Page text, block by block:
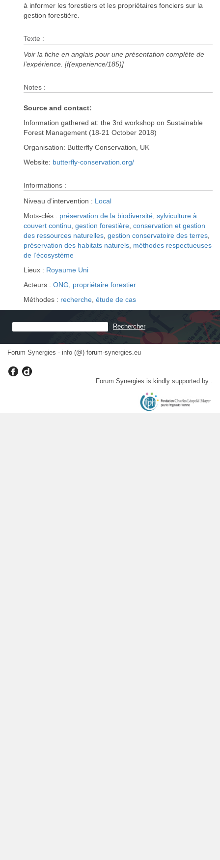
à informer les forestiers et les propriétaires fonciers sur la
gestion forestière.
Texte :
Voir la fiche en anglais pour une présentation complète de
l’expérience. [f(experience/185)]
Notes :
Source and contact:
Information gathered at: the 3rd workshop on Sustainable
Forest Management (18-21 October 2018)
Organisation: Butterfly Conservation, UK
Website: butterfly-conservation.org/
Informations :
Niveau d’intervention : Local
Mots-clés : préservation de la biodiversité sylviculture à
couvert continu gestion forestière conservation et gestion
des ressources naturelles gestion conservatoire des terres
préservation des habitats naturels méthodes respectueuses
de l’écosystème
Lieux : Royaume Uni
Acteurs : ONG
propriétaire forestier
Méthodes : recherche étude de cas
Forum Synergies - info (@) forum-synergies.eu
Forum Synergies is kindly supported by :